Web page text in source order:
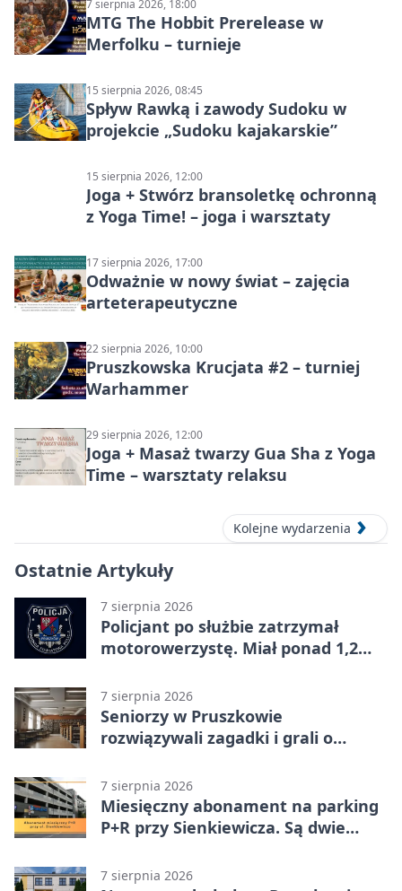
7 sierpnia 2026, 18:00
MTG The Hobbit Prerelease w
Merfolku – turnieje
15 sierpnia 2026, 08:45
Spływ Rawką i zawody Sudoku w
projekcie „Sudoku kajakarskie”
15 sierpnia 2026, 12:00
Joga + Stwórz bransoletkę ochronną
z Yoga Time! – joga i warsztaty
17 sierpnia 2026, 17:00
Odważnie w nowy świat – zajęcia
arteterapeutyczne
22 sierpnia 2026, 10:00
Pruszkowska Krucjata #2 – turniej
Warhammer
29 sierpnia 2026, 12:00
Joga + Masaż twarzy Gua Sha z Yoga
Time – warsztaty relaksu
Kolejne wydarzenia
Ostatnie Artykuły
7 sierpnia 2026
Policjant po służbie zatrzymał
motorowerzystę. Miał ponad 1,2
7 sierpnia 2026
Seniorzy w Pruszkowie
rozwiązywali zagadki i grali o
7 sierpnia 2026
Miesięczny abonament na parking
P+R przy Sienkiewicza. Są dwie
7 sierpnia 2026